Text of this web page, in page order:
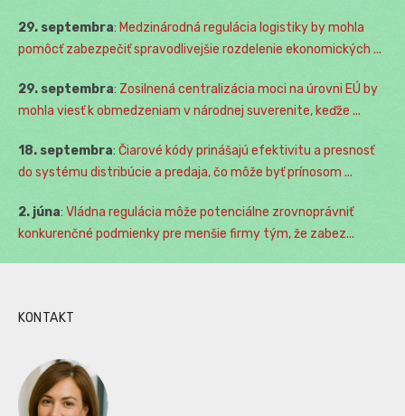
29. septembra: Medzinárodná regulácia logistiky by mohla
pomôcť zabezpečiť spravodlivejšie rozdelenie ekonomických ...
29. septembra: Zosilnená centralizácia moci na úrovni EÚ by
mohla viesť k obmedzeniam v národnej suverenite, keďže ...
18. septembra: Čiarové kódy prinášajú efektivitu a presnosť
do systému distribúcie a predaja, čo môže byť prínosom ...
2. júna: Vládna regulácia môže potenciálne zrovnoprávniť
konkurenčné podmienky pre menšie firmy tým, že zabez...
KONTAKT